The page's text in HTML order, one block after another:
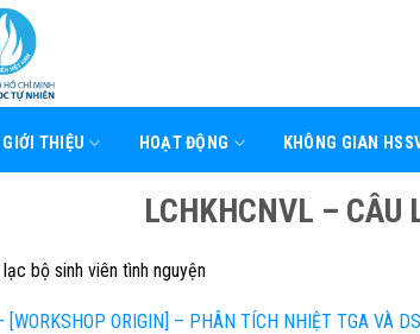
GIỚI THIỆU HOẠT ĐỘNG KHÔNG GIAN
LCHKHCNVL – CÂU
bộ sinh viên tình nguyện
[WORKSHOP ORIGIN] – PHÂN TÍCH NHIỆT TGA VÀ